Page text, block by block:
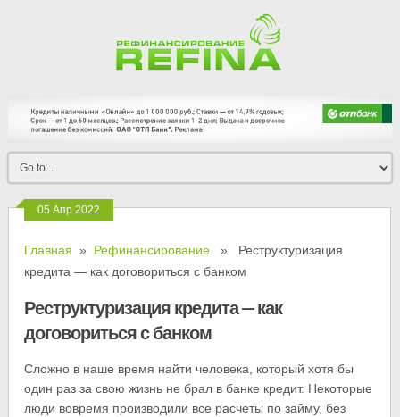
05 Апр 2022
Главная » Рефинансирование » Реструктуризация
кредита — как договориться с банком
Реструктуризация кредита — как
договориться с банком
Сложно в наше время найти человека, который хотя бы
один раз за свою жизнь не брал в банке кредит. Некоторые
люди вовремя производили все расчеты по займу, без